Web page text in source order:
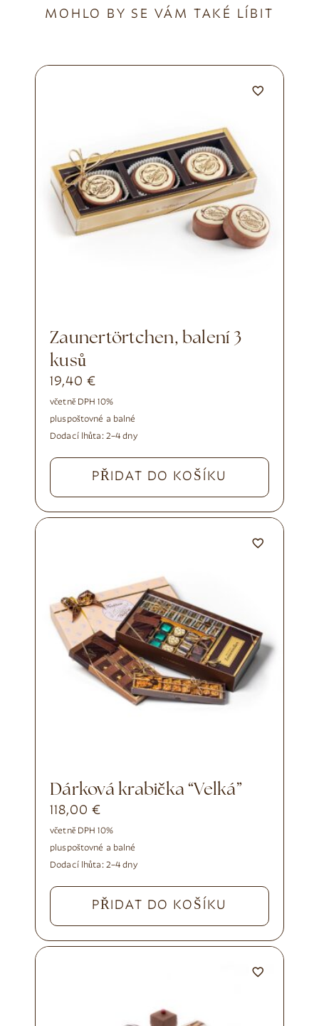
MOHLO BY SE VÁM TAKÉ LÍBIT
Zaunertörtchen, balení 3
kusů
19,40 €
včetně DPH 10%
pluspoštovné a balné
Dodací lhůta: 2–4 dny
PŘIDAT DO KOŠÍKU
Dárková krabička “Velká”
118,00 €
včetně DPH 10%
pluspoštovné a balné
Dodací lhůta: 2–4 dny
PŘIDAT DO KOŠÍKU